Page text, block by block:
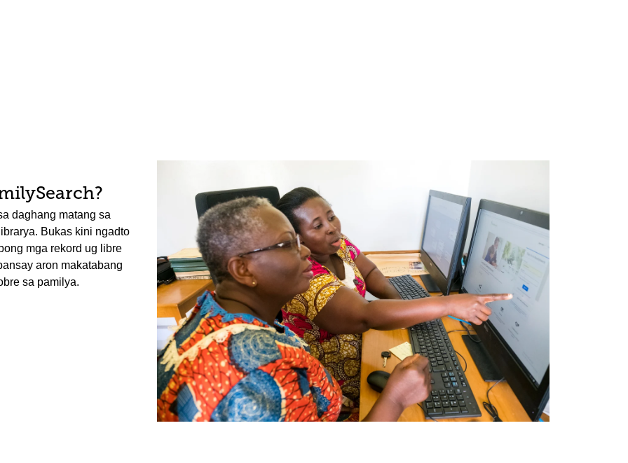
daghang matang sa
Bukas kini ngadto
mga rekord ug libre
aron makatabang
sa pamilya.